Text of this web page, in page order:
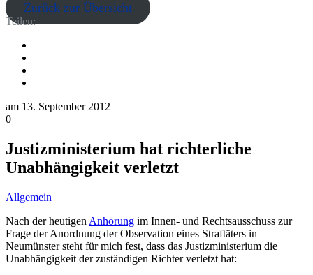
Zurück zur Übersicht
Teilen:
am 13. September 2012
0
Justizministerium hat richterliche
Unabhängigkeit verletzt
Allgemein
Nach der heutigen Anhörung im Innen- und Rechtsausschuss zur
Frage der Anordnung der Observation eines Straftäters in
Neumünster steht für mich fest, dass das Justizministerium die
Unabhängigkeit der zuständigen Richter verletzt hat: